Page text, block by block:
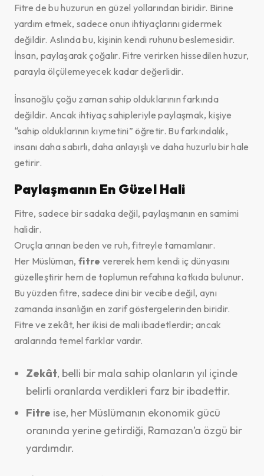
Fitre de bu huzurun en güzel yollarından biridir. Birine
yardım etmek, sadece onun ihtiyaçlarını gidermek
değildir. Aslında bu, kişinin kendi ruhunu beslemesidir.
İnsan, paylaşarak çoğalır. Fitre verirken hissedilen huzur,
parayla ölçülemeyecek kadar değerlidir.
İnsanoğlu çoğu zaman sahip olduklarının farkında
değildir. Ancak ihtiyaç sahipleriyle paylaşmak, kişiye
“sahip olduklarının kıymetini” öğretir. Bu farkındalık,
insanı daha sabırlı, daha anlayışlı ve daha huzurlu bir hale
getirir.
Paylaşmanın En Güzel Hali
Fitre, sadece bir sadaka değil, paylaşmanın en samimi
halidir.
Oruçla arınan beden ve ruh, fitreyle tamamlanır.
Her Müslüman, fitre vererek hem kendi iç dünyasını
güzelleştirir hem de toplumun refahına katkıda bulunur.
Bu yüzden fitre, sadece dini bir vecibe değil, aynı
zamanda insanlığın en zarif göstergelerinden biridir.
Fitre ve zekât, her ikisi de mali ibadetlerdir; ancak
aralarında temel farklar vardır.
Zekât, belli bir mala sahip olanların yıl içinde
belirli oranlarda verdikleri farz bir ibadettir.
Fitre ise, her Müslümanın ekonomik gücü
oranında yerine getirdiği, Ramazan’a özgü bir
yardımdır.